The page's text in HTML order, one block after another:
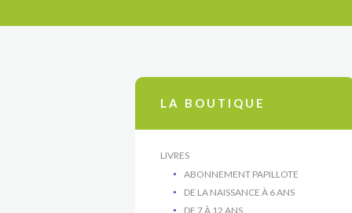
LA BOUTIQUE
LIVRES
ABONNEMENT PAPILLOTE
DE LA NAISSANCE À 6 ANS
DE 7 À 12 ANS